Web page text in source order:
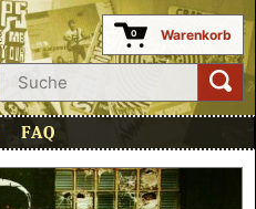
0 Warenkorb
FAQ